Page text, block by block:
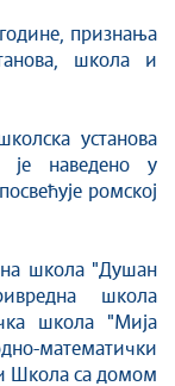
признања
школа и
установа
је наведено у
ромској
школа "Душан
школа
школа "Мија
математички
Школа са домом